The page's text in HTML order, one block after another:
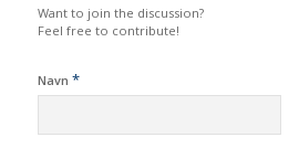
Want to join the discussion?
Feel free to contribute!
Navn *